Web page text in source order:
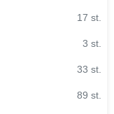
17 st.
3 st.
33 st.
89 st.